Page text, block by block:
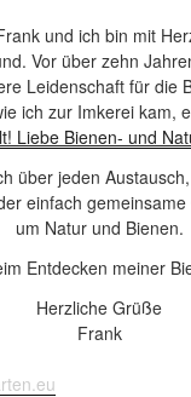
und ich bin mit
Vor über zehn
Leidenschaft für die
ich zur Imkerei kam,
Liebe Bienen- und
über jeden
einfach
um Natur und Bienen.
Entdecken meiner
Herzliche Grüße
Frank